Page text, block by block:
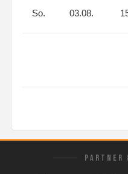
So. 03.08.
PARTNER